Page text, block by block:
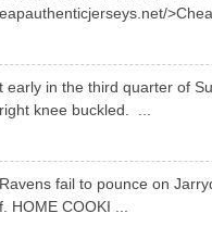
early in the third quarter of
knee buckled. ...
fail to pounce on
HOME COOKI ...